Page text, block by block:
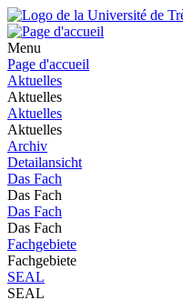
Menu
Page d'accueil
Aktuelles
Aktuelles
Aktuelles
Aktuelles
Archiv
Detailansicht
Das Fach
Das Fach
Das Fach
Das Fach
Fachgebiete
Fachgebiete
SEAL
SEAL